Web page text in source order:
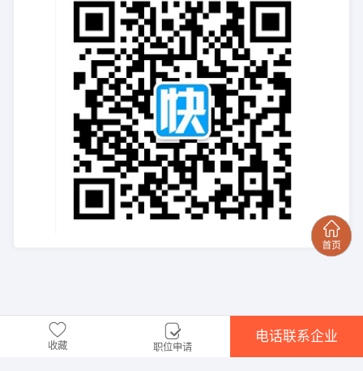
收藏 职位申请
电话联系企业